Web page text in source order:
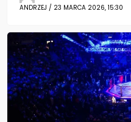
ANDRZEJ / 23 MARCA 2026, 15:30